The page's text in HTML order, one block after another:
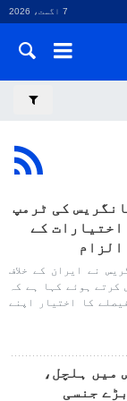
7 اگست، 2026
کی ٹرمپ
اختیارات کے
الزام
نے ایران کے خلاف
کرتے ہوئے کہا ہے کہ
کا اختیار اپنے
میں ہلچل،
جنسی